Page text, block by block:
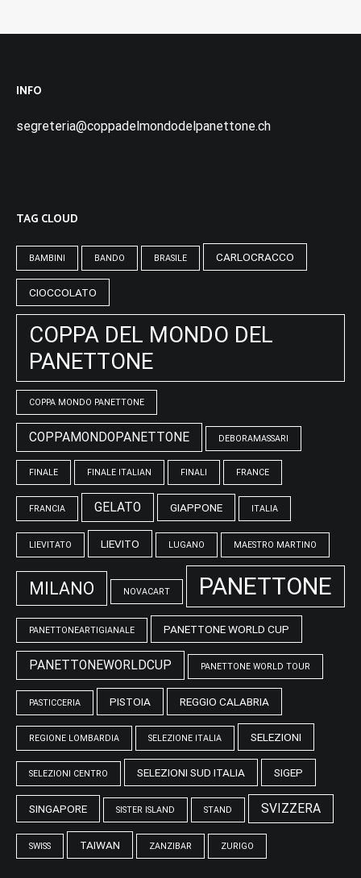
INFO
segreteria@coppadelmondodelpanettone.ch
TAG CLOUD
BAMBINI BANDO BRASILE CARLOCRACCO
CIOCCOLATO
COPPA DEL MONDO DEL
PANETTONE
COPPA MONDO PANETTONE
COPPAMONDOPANETTONE DEBORAMASSARI
FINALE FINALE ITALIAN FINALI FRANCE
FRANCIA GELATO GIAPPONE ITALIA
LIEVITATO LIEVITO LUGANO MAESTRO MARTINO
MILANO NOVACART PANETTONE
PANETTONEARTIGIANALE PANETTONE WORLD CUP
PANETTONEWORLDCUP PANETTONE WORLD TOUR
PASTICCERIA PISTOIA REGGIO CALABRIA
REGIONE LOMBARDIA SELEZIONE ITALIA SELEZIONI
SELEZIONI CENTRO SELEZIONI SUD ITALIA SIGEP
SINGAPORE SISTER ISLAND STAND SVIZZERA
SWISS TAIWAN ZANZIBAR ZURIGO